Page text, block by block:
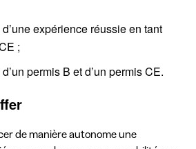
expérience réussie en tant
;
permis B et d’un permis CE.
de manière autonome une